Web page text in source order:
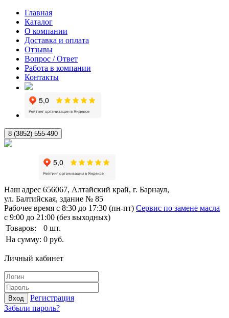
Главная
Каталог
О компании
Доставка и оплата
Отзывы
Вопрос / Ответ
Работа в компании
Контакты
8 (3852) 555-490
Наш адрес 656067, Алтайский край, г. Барнаул,
ул. Балтийская, здание № 85
Рабочее время с 8:30 до 17:30 (пн-пт) Сервис по замене масла
с 9:00 до 21:00 (без выходных)
Товаров:
0 шт.
На сумму: 0 руб.
Личный кабинет
Вход
Регистрация
Забыли пароль?